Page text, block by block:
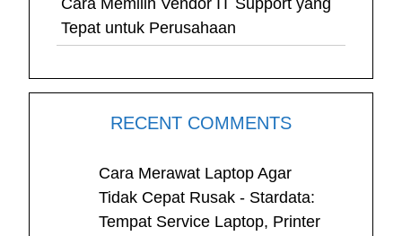
Cara Memilih Vendor IT Support yang
Tepat untuk Perusahaan
RECENT COMMENTS
Cara Merawat Laptop Agar
Tidak Cepat Rusak - Stardata:
Tempat Service Laptop, Printer